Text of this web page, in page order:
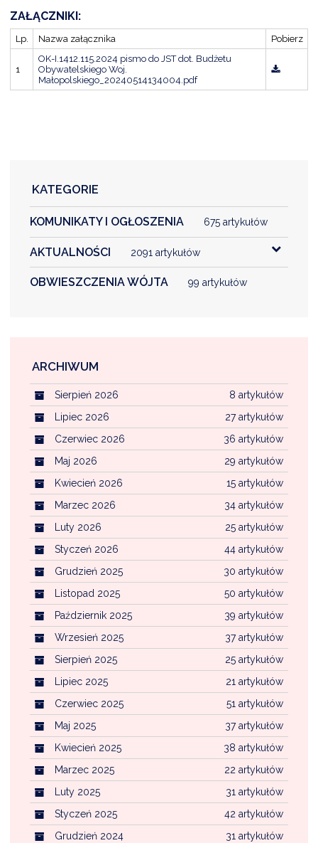
ZAŁĄCZNIKI:
Lp. Nazwa załącznika Pobierz
1
OK-I.1412.115.2024 pismo do JST dot. Budżetu
Obywatelskiego Woj.
Małopolskiego_20240514134004.pdf
KATEGORIE
KOMUNIKATY I OGŁOSZENIA 675 artykułów
AKTUALNOŚCI 2091 artykułów
OBWIESZCZENIA WÓJTA 99 artykułów
ARCHIWUM
8 artykułów
Sierpień 2026
27 artykułów
Lipiec 2026
36 artykułów
Czerwiec 2026
29 artykułów
Maj 2026
15 artykułów
Kwiecień 2026
34 artykułów
Marzec 2026
25 artykułów
Luty 2026
44 artykułów
Styczeń 2026
30 artykułów
Grudzień 2025
50 artykułów
Listopad 2025
39 artykułów
Październik 2025
37 artykułów
Wrzesień 2025
25 artykułów
Sierpień 2025
21 artykułów
Lipiec 2025
51 artykułów
Czerwiec 2025
37 artykułów
Maj 2025
38 artykułów
Kwiecień 2025
22 artykułów
Marzec 2025
31 artykułów
Luty 2025
42 artykułów
Styczeń 2025
31 artykułów
Grudzień 2024